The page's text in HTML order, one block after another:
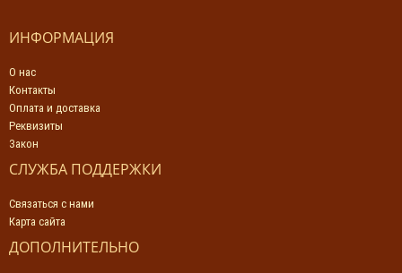
ИНФОРМАЦИЯ
О нас
Контакты
Оплата и доставка
Реквизиты
Закон
СЛУЖБА ПОДДЕРЖКИ
Связаться с нами
Карта сайта
ДОПОЛНИТЕЛЬНО